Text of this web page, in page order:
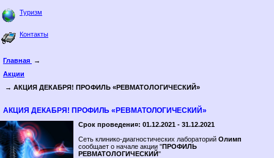
Туризм
Контакты
Главная
→
Акции
→ АКЦИЯ ДЕКАБРЯ! ПРОФИЛЬ «РЕВМАТОЛОГИЧЕСКИЙ»
АКЦИЯ ДЕКАБРЯ! ПРОФИЛЬ «РЕВМАТОЛОГИЧЕСКИЙ»
Срок проведени¤: 01.12.2021 - 31.12.2021
Сеть клинико-диагностических лабораторий Олимп
сообщает о начале акции "ПРОФИЛЬ
РЕВМАТОЛОГИЧЕСКИЙ"